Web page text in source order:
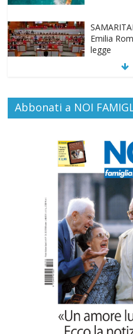
Emilia
legge
25 Luglio
Gino
“Hall of
16 Luglio
DELLA
13 Luglio
Paolo VI,
della vita
6 Agosto
Abbonati a NOI